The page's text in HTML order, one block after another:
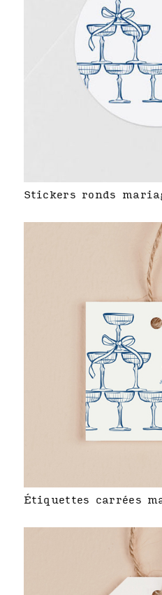
Stickers ronds
Étiquettes carrées